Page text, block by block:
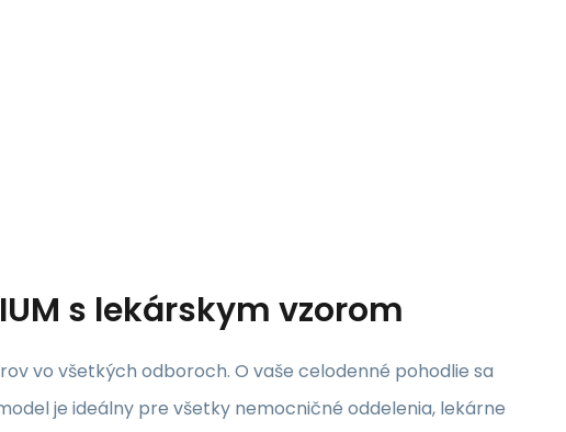
s lekárskym vzorom
vo všetkých odboroch. O vaše celodenné pohodlie sa
je ideálny pre všetky nemocničné oddelenia, lekárne